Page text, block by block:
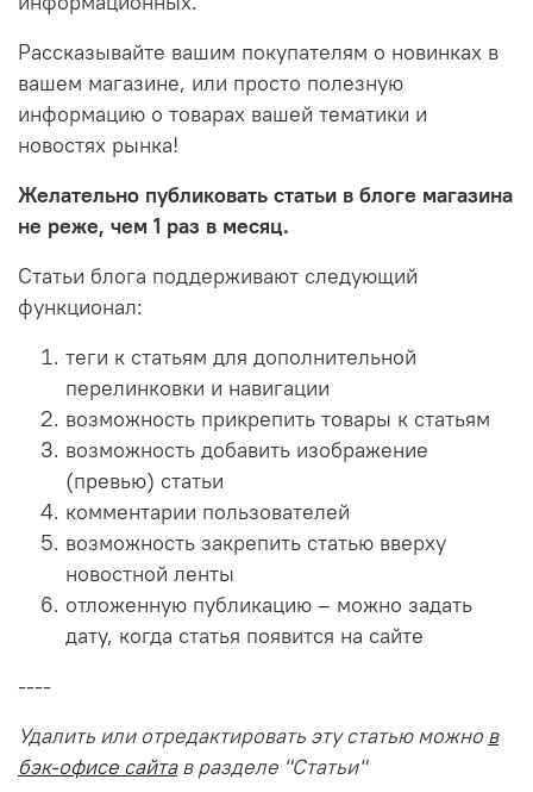
Рассказывайте вашим покупателям о новинках в
вашем магазине, или просто полезную
информацию о товарах вашей тематики и
новостях рынка!
Желательно публиковать статьи в блоге магазина
не реже, чем 1 раз в месяц.
Статьи блога поддерживают следующий
функционал:
теги к статьям для дополнительной
перелинковки и навигации
возможность прикрепить товары к статьям
возможность добавить изображение
(превью) статьи
комментарии пользователей
возможность закрепить статью вверху
новостной ленты
отложенную публикацию – можно задать
дату, когда статья появится на сайте
----
Удалить или отредактировать эту статью можно в
бэк-офисе сайтав разделе "Статьи"